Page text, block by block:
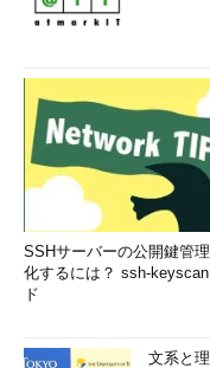
SSHサーバーの公開鍵管
化するには？ ssh-
ド
文系と